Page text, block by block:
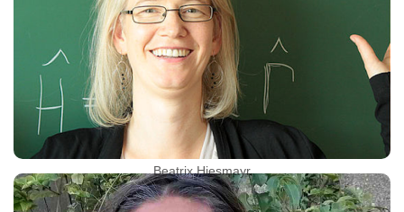
Beatrix Hiesmayr